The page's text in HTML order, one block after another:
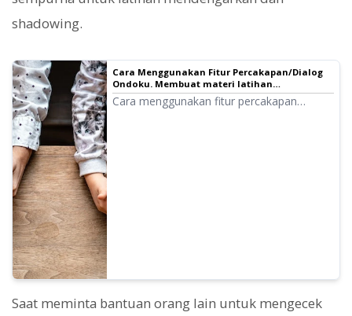
shadowing.
Cara Menggunakan Fitur Percakapan/Dialog
Ondoku. Membuat materi latihan
mendengarkan dan teks panjang jadi lebih
praktis dengan sintesis suara!｜Software Text-
Cara menggunakan fitur percakapan
Saat meminta bantuan orang lain untuk mengecek